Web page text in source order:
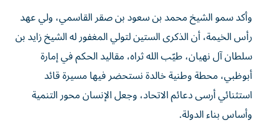
وأكد سمو الشيخ محمد بن سعود بن صقر القاسمي، ولي عهد
رأس الخيمة، أن الذكرى الستين لتولي المغفور له الشيخ زايد بن
سلطان آل نهيان، طيّب الله ثراه، مقاليد الحكم في إمارة
أبوظبي، محطة وطنية خالدة نستحضر فيها مسيرة قائد
استثنائي أرسى دعائم الاتحاد، وجعل الإنسان محور التنمية
وأساس بناء الدولة.